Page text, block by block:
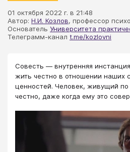
01 октября 2022 г. в 21:48
Автор: Н.И. Козлов, профессор
Основатель Университета
Телеграмм-канал t.me/kozlovni
Совесть — внутренняя
жить честно в отношении наших
ценностей. Человек, живущий по
честно, даже когда ему это